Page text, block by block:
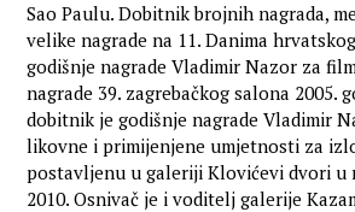
Sao Paulu. Dobitnik brojnih nagrada,
velike nagrade na 11. Danima
godišnje nagrade Vladimir Nazor za
nagrade 39. zagrebačkog salona 2005.
dobitnik je godišnje nagrade Vladimir
likovne i primijenjene umjetnosti za
postavljenu u galeriji Klovićevi dvori
2010. Osnivač je i voditelj galerije